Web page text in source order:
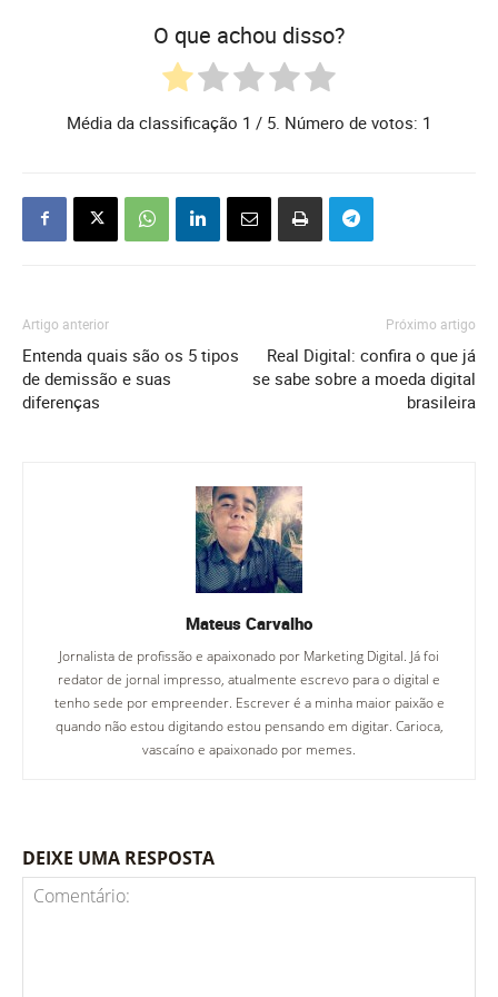
O que achou disso?
Média da classificação 1 / 5. Número de votos: 1
Artigo anterior
Entenda quais são os 5 tipos
de demissão e suas
diferenças
Próximo artigo
Real Digital: confira o que já
se sabe sobre a moeda digital
brasileira
Mateus Carvalho
Jornalista de profissão e apaixonado por Marketing Digital. Já foi
redator de jornal impresso, atualmente escrevo para o digital e
tenho sede por empreender. Escrever é a minha maior paixão e
quando não estou digitando estou pensando em digitar. Carioca,
vascaíno e apaixonado por memes.
DEIXE UMA RESPOSTA